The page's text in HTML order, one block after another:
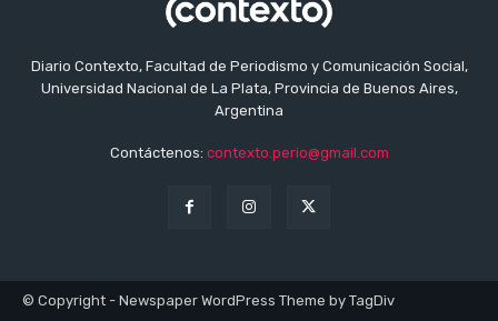
Diario Contexto, Facultad de Periodismo y Comunicación Social,
Universidad Nacional de La Plata, Provincia de Buenos Aires,
Argentina
Contáctenos: contexto.perio@gmail.com
© Copyright - Newspaper WordPress Theme by TagDiv